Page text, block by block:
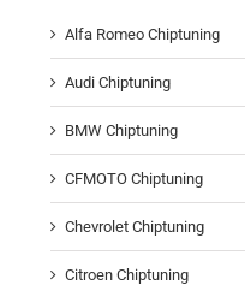
Alfa Romeo Chiptuning
Audi Chiptuning
BMW Chiptuning
CFMOTO Chiptuning
Chevrolet Chiptuning
Citroen Chiptuning